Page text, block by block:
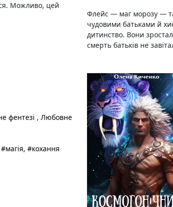
Можливо, цей
Флейс — маг морозу —
чудовими батьками й
дитинство. Вони
смерть батьків не
фентезі , Любовне
, #кохання